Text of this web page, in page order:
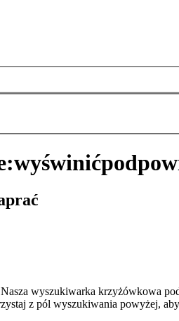
wyświnić
Nasza wyszukiwarka krzyżówkowa
z pól wyszukiwania powyżej,